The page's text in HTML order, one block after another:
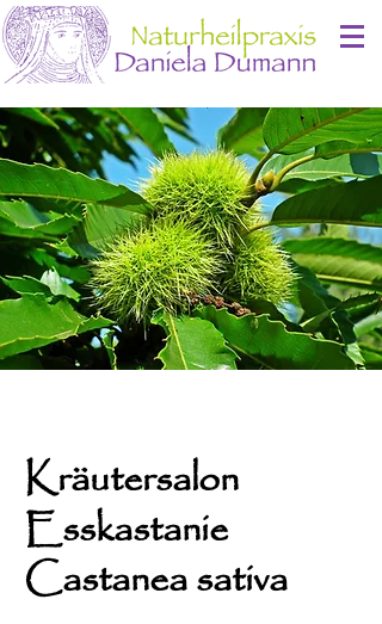
Kräutersalon
Esskastanie
Castanea sativa